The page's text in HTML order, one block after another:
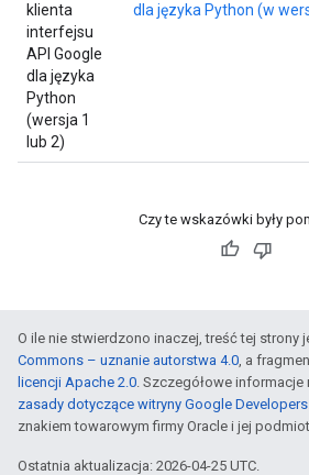
klienta
interfejsu
API Google
dla języka
Python
(wersja 1
lub 2)
dla języka Python (w
Czy te wskazówki były
O ile nie stwierdzono inaczej, treść tej strony
Commons – uznanie autorstwa 4.0, a
licencji Apache 2.0. Szczegółowe informacje
zasady dotyczące witryny Google Developers
znakiem towarowym firmy Oracle i jej
Ostatnia aktualizacja: 2026-04-25 UTC.